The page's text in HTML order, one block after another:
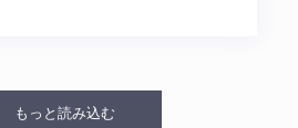
もっと読み込む